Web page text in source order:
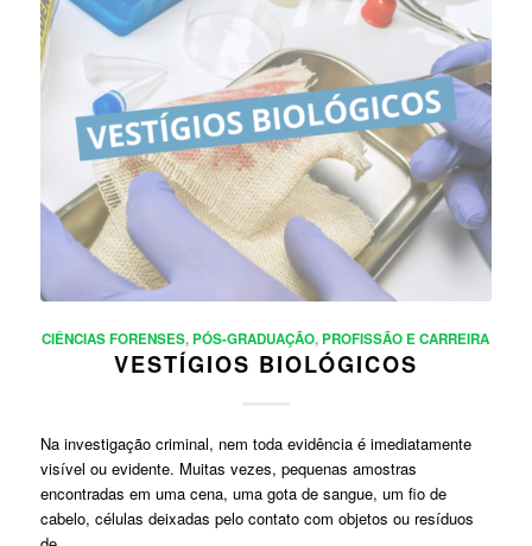
CIÊNCIAS FORENSES,PÓS-GRADUAÇÃO,PROFISSÃO E CARREIRA
VESTÍGIOS BIOLÓGICOS
Na investigação criminal, nem toda evidência é imediatamente
visível ou evidente. Muitas vezes, pequenas amostras
encontradas em uma cena, uma gota de sangue, um fio de
cabelo, células deixadas pelo contato com objetos ou resíduos